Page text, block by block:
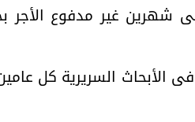
شهرين غير مدفوع الأجر
الأبحاث السريرية كل